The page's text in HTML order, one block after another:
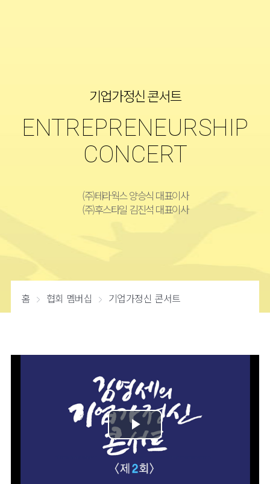
기업가정신 콘서트
ENTREPRENEURSHIP
CONCERT
(주)테라웍스 양승식 대표이사
(주)후스타일 김진석 대표이사
홈 협회 멤버십 기업가정신 콘서트